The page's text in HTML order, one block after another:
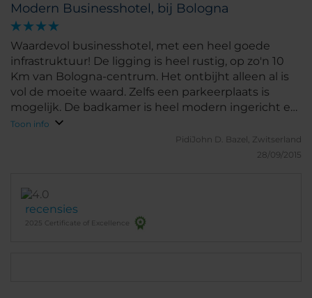
Modern Businesshotel, bij Bologna
Waardevol businesshotel, met een heel goede
infrastruktuur! De ligging is heel rustig, op zo'n 10
Km van Bologna-centrum. Het ontbijht alleen al is
vol de moeite waard. Zelfs een parkeerplaats is
mogelijk. De badkamer is heel modern ingericht en
de televisie is tenminste in groot formaat
voorhanden. Absolutt aan te bevelen.
Toon info
PidiJohn D. Bazel, Zwitserland
28/09/2015
recensies
2025 Certificate of Excellence